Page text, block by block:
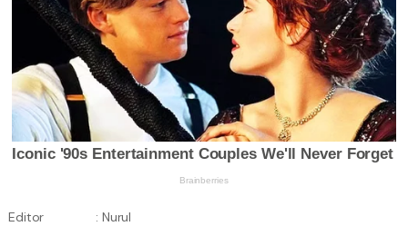
Editor : Nurul